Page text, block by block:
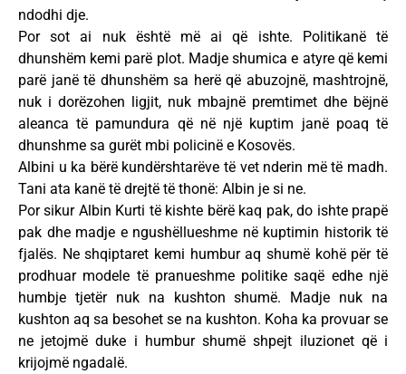
ndodhi dje.
Por sot ai nuk është më ai që ishte. Politikanë të
dhunshëm kemi parë plot. Madje shumica e atyre që kemi
parë janë të dhunshëm sa herë që abuzojnë, mashtrojnë,
nuk i dorëzohen ligjit, nuk mbajnë premtimet dhe bëjnë
aleanca të pamundura që në një kuptim janë poaq të
dhunshme sa gurët mbi policinë e Kosovës.
Albini u ka bërë kundërshtarëve të vet nderin më të madh.
Tani ata kanë të drejtë të thonë: Albin je si ne.
Por sikur Albin Kurti të kishte bërë kaq pak, do ishte prapë
pak dhe madje e ngushëllueshme në kuptimin historik të
fjalës. Ne shqiptaret kemi humbur aq shumë kohë për të
prodhuar modele të pranueshme politike saqë edhe një
humbje tjetër nuk na kushton shumë. Madje nuk na
kushton aq sa besohet se na kushton. Koha ka provuar se
ne jetojmë duke i humbur shumë shpejt iluzionet që i
krijojmë ngadalë.